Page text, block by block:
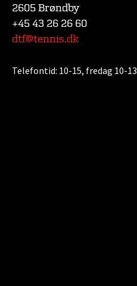
2605 Brøndby
+45 43 26 26 60
dtf@tennis.dk
Telefontid: 10-15, fredag 10-13